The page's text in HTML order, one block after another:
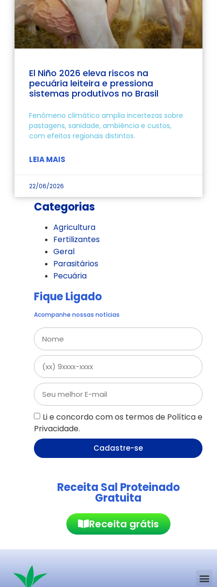
El Niño 2026 eleva riscos na
pecuária leiteira e pressiona
sistemas produtivos no Brasil
Fenômeno climático amplia incertezas sobre
pastagens, sanidade, ambiência e custos,
com efeitos regionais distintos.
LEIA MAIS
22/06/2026
Categorias
Agricultura
Fertilizantes
Geral
Parasitários
Pecuária
Fique Ligado
Acompanhe nossas notícias
Li e concordo com os termos de Política e
Privacidade.
Cadastre-se
Receita Sal Proteinado
Gratuita
Receita grátis